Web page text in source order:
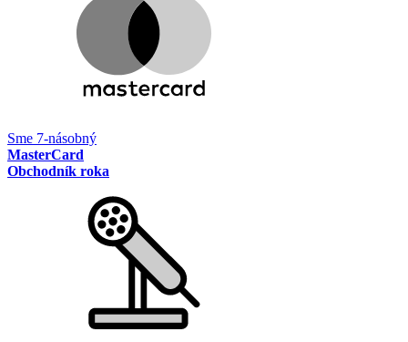
Sme 7-násobný
MasterCard
Obchodník roka